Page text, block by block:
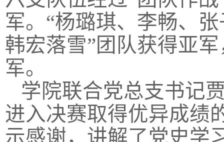
军。“杨璐琪、李畅、
韩宏落雪”团队获得亚
军。
学院联合党总支书记
进入决赛取得优异成绩
示感谢，讲解了党史学